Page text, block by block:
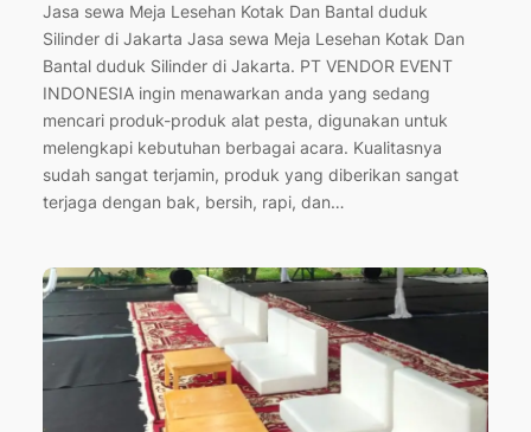
Jasa sewa Meja Lesehan Kotak Dan Bantal duduk
Silinder di Jakarta Jasa sewa Meja Lesehan Kotak Dan
Bantal duduk Silinder di Jakarta. PT VENDOR EVENT
INDONESIA ingin menawarkan anda yang sedang
mencari produk-produk alat pesta, digunakan untuk
melengkapi kebutuhan berbagai acara. Kualitasnya
sudah sangat terjamin, produk yang diberikan sangat
terjaga dengan bak, bersih, rapi, dan…